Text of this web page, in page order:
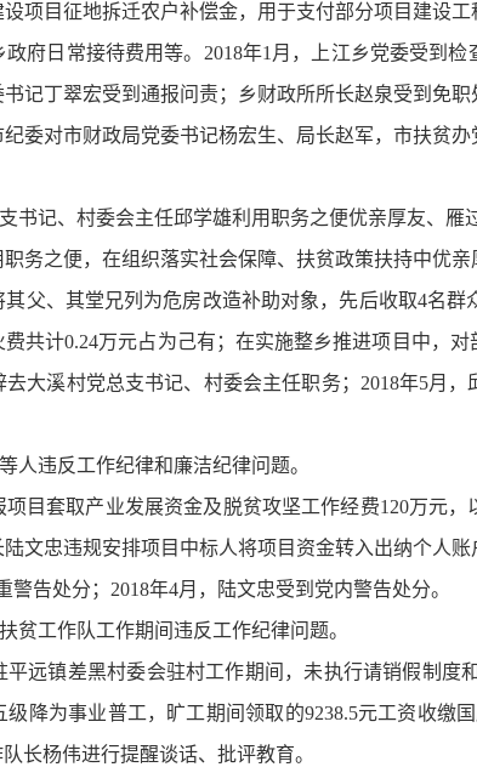
项目征地拆迁农户补偿金，用于支付部分项目建设
府日常接待费用等。2018年1月，上江乡党委受到检
记丁翠宏受到通报问责；乡财政所所长赵泉受到免
委对市财政局党委书记杨宏生、局长赵军，市扶贫
书记、村委会主任邱学雄利用职务之便优亲厚友、雁
职务之便，在组织落实社会保障、扶贫政策扶持中优
父、其堂兄列为危房改造补助对象，先后收取4名群
共计0.24万元占为己有；在实施整乡推进项目中，
大溪村党总支书记、村委会主任职务；2018年5月
人违反工作纪律和廉洁纪律问题。
项目套取产业发展资金及脱贫攻坚工作经费120万元
文忠违规安排项目中标人将项目资金转入出纳个人
告处分；2018年4月，陆文忠受到党内警告处分。
贫工作队工作期间违反工作纪律问题。
平远镇差黑村委会驻村工作期间，未执行请销假制度
降为事业普工，旷工期间领取的9238.5元工资收缴
长杨伟进行提醒谈话、批评教育。